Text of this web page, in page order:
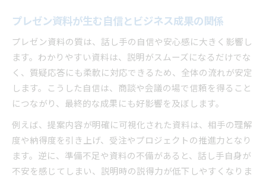
プレゼン資料が生む自信とビジネス成果の関係
プレゼン資料の質は、話し手の自信や安心感に大きく影響し
ます。わかりやすい資料は、説明がスムーズになるだけでな
く、質疑応答にも柔軟に対応できるため、全体の流れが安定
します。こうした自信は、商談や会議の場で信頼を得ること
につながり、最終的な成果にも好影響を及ぼします。
例えば、提案内容が明確に可視化された資料は、相手の理解
度や納得度を引き上げ、受注やプロジェクトの推進力となり
ます。逆に、準備不足や資料の不備があると、話し手自身が
不安を感じてしまい、説明時の説得力が低下しやすくなりま